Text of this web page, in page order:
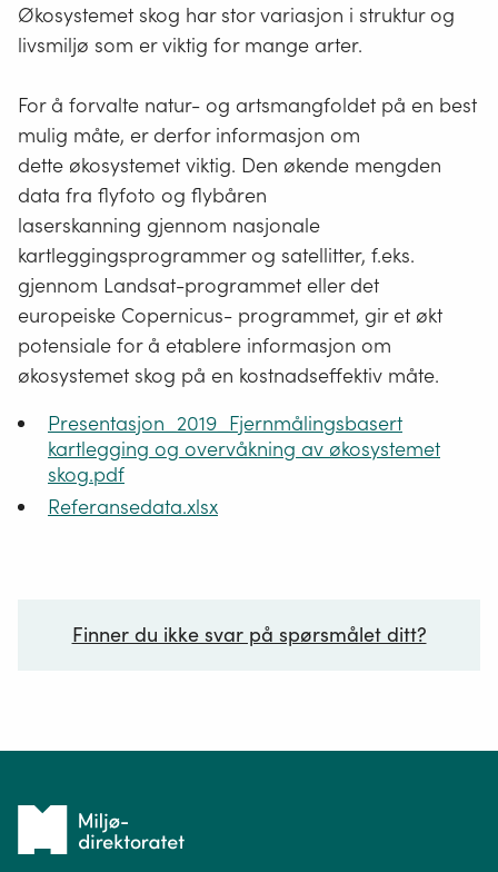
Økosystemet skog har stor variasjon i struktur og
livsmiljø som er viktig for mange arter.
For å forvalte natur- og artsmangfoldet på en best
mulig måte, er derfor informasjon om
dette økosystemet viktig. Den økende mengden
data fra flyfoto og flybåren
laserskanning gjennom nasjonale
kartleggingsprogrammer og satellitter, f.eks.
gjennom Landsat-programmet eller det
europeiske Copernicus- programmet, gir et økt
potensiale for å etablere informasjon om
økosystemet skog på en kostnadseffektiv måte.
Presentasjon_2019_Fjernmålingsbasert
kartlegging og overvåkning av økosystemet
skog.pdf
Referansedata.xlsx
Finner du ikke svar på spørsmålet ditt?
Tilbake